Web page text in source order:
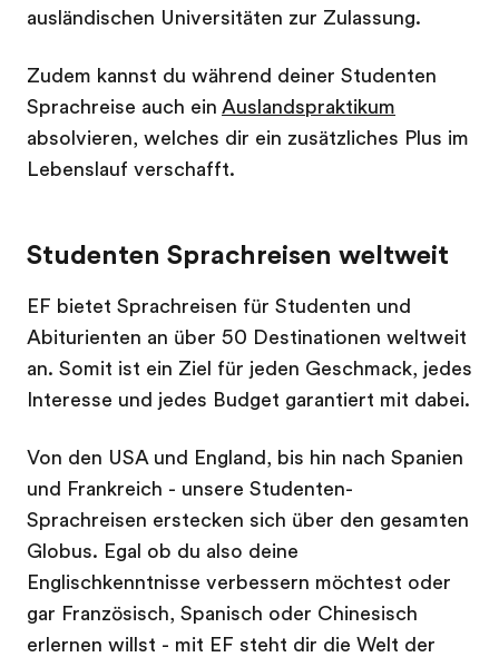
ausländischen Universitäten zur Zulassung.
Zudem kannst du während deiner Studenten
Sprachreise auch ein Auslandspraktikum
absolvieren, welches dir ein zusätzliches Plus im
Lebenslauf verschafft.
Studenten Sprachreisen weltweit
EF bietet Sprachreisen für Studenten und
Abiturienten an über 50 Destinationen weltweit
an. Somit ist ein Ziel für jeden Geschmack, jedes
Interesse und jedes Budget garantiert mit dabei.
Von den USA und England, bis hin nach Spanien
und Frankreich - unsere Studenten-
Sprachreisen erstecken sich über den gesamten
Globus. Egal ob du also deine
Englischkenntnisse verbessern möchtest oder
gar Französisch, Spanisch oder Chinesisch
erlernen willst - mit EF steht dir die Welt der